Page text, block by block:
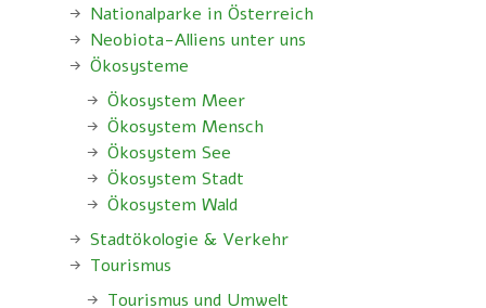
Nationalparke in Österreich
Neobiota-Alliens unter uns
Ökosysteme
Ökosystem Meer
Ökosystem Mensch
Ökosystem See
Ökosystem Stadt
Ökosystem Wald
Stadtökologie & Verkehr
Tourismus
Tourismus und Umwelt